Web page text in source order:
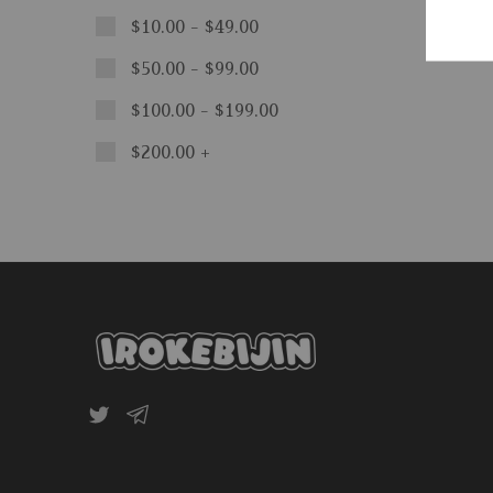
$10.00 - $49.00
$50.00 - $99.00
$100.00 - $199.00
$200.00 +